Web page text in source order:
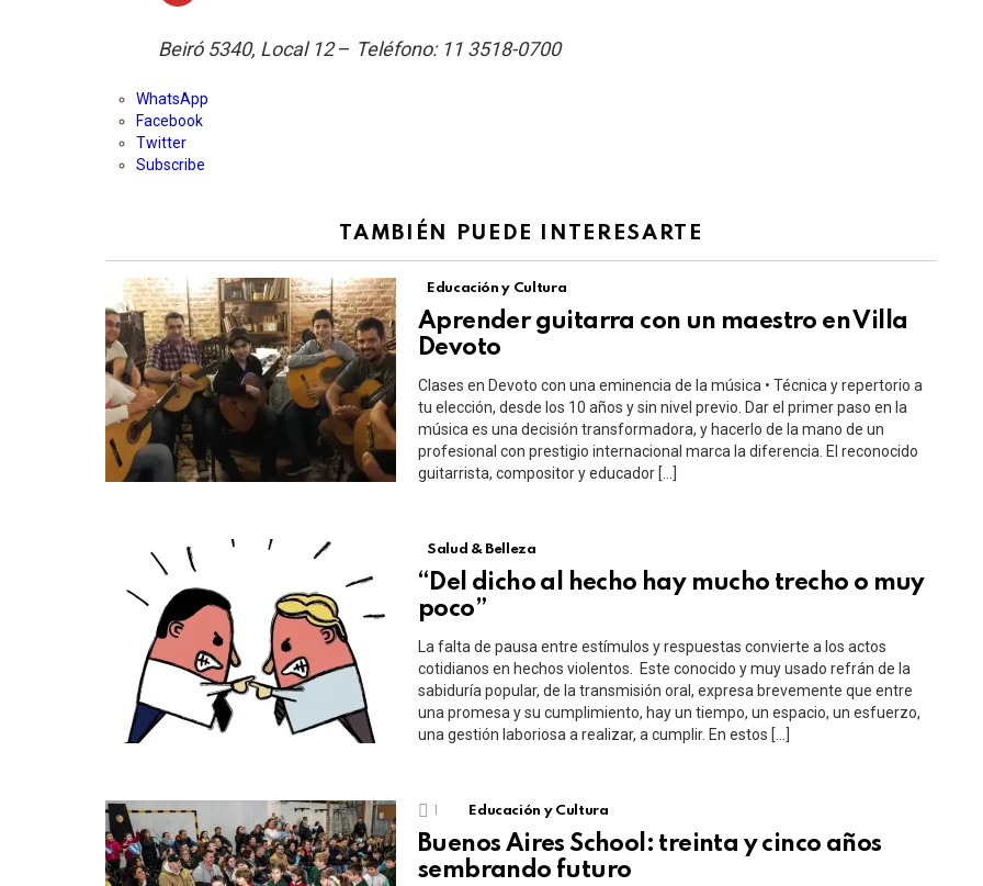
Beiró 5340, Local 12– Teléfono: 11 3518-0700
WhatsApp
Facebook
Twitter
Subscribe
TAMBIÉN PUEDE INTERESARTE
Educación y Cultura
Aprender guitarra con un maestro en Villa
Devoto
Clases en Devoto con una eminencia de la música • Técnica y repertorio a
tu elección, desde los 10 años y sin nivel previo. Dar el primer paso en la
música es una decisión transformadora, y hacerlo de la mano de un
profesional con prestigio internacional marca la diferencia. El reconocido
guitarrista, compositor y educador […]
Salud & Belleza
“Del dicho al hecho hay mucho trecho o muy
poco”
La falta de pausa entre estímulos y respuestas convierte a los actos
cotidianos en hechos violentos. Este conocido y muy usado refrán de la
sabiduría popular, de la transmisión oral, expresa brevemente que entre
una promesa y su cumplimiento, hay un tiempo, un espacio, un esfuerzo,
una gestión laboriosa a realizar, a cumplir. En estos […]
1 Educación y Cultura
Buenos Aires School: treinta y cinco años
sembrando futuro